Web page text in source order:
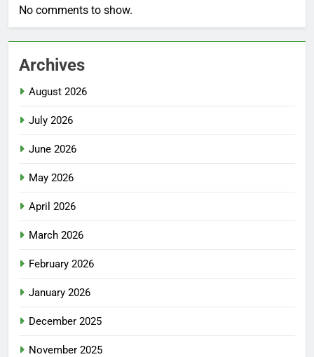
No comments to show.
Archives
August 2026
July 2026
June 2026
May 2026
April 2026
March 2026
February 2026
January 2026
December 2025
November 2025